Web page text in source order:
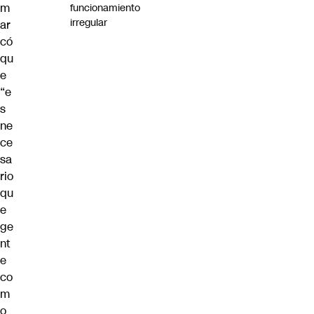
m
ar
có
qu
e
“e
s
ne
ce
sa
rio
qu
e
ge
nt
e
co
m
o
funcionamiento
irregular